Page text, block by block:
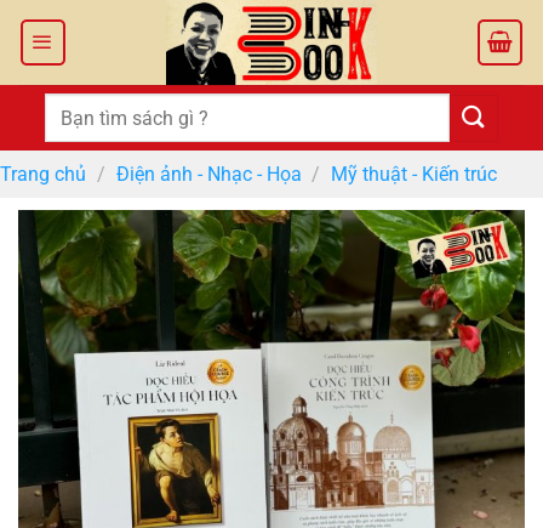
Tìm
kiếm:
Trang chủ / Điện ảnh - Nhạc - Họa / Mỹ thuật - Kiến trúc